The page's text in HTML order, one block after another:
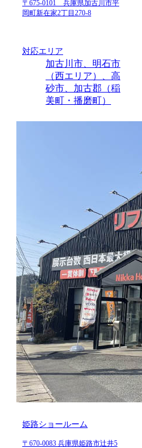
〒675-0101 兵庫県加古川市平
岡町新在家2丁目270-8
対応エリア
加古川市、明石市
（西エリア）、高
砂市、加古郡（稲
美町・播磨町）
姫路ショールーム
〒670-0083 兵庫県姫路市辻井5